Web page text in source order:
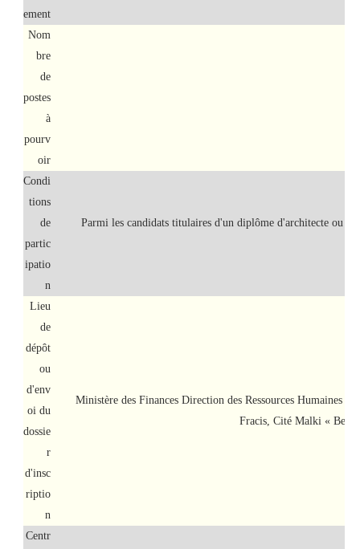
ement
Nom
bre
de
postes
à
pourv
oir
Condi
tions
de
partic
ipatio
n
Parmi les candidats titulaires d'un diplôme d'architecte ou
Lieu
de
dépôt
ou
d'env
oi du
dossie
r
d'insc
riptio
n
Ministère des Finances Direction des Ressources Humaines
Fracis, Cité Malki « Ben
Centr